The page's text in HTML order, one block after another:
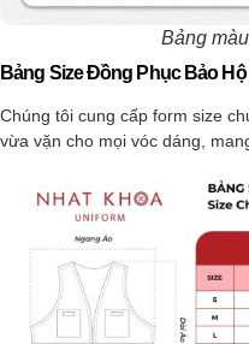
Bảng
Bảng Size Đồng Phục Bảo
Chúng tôi cung cấp form size
vừa vặn cho mọi vóc dáng,